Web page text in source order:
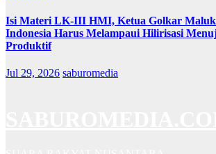
Isi Materi LK-III HMI, Ketua Golkar
Indonesia Harus Melampaui Hilirisasi
Produktif
Jul 29, 2026 saburomedia